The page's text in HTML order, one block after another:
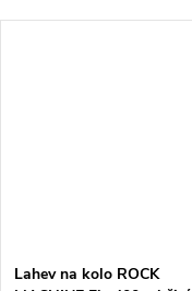
Lahev na kolo ROCK